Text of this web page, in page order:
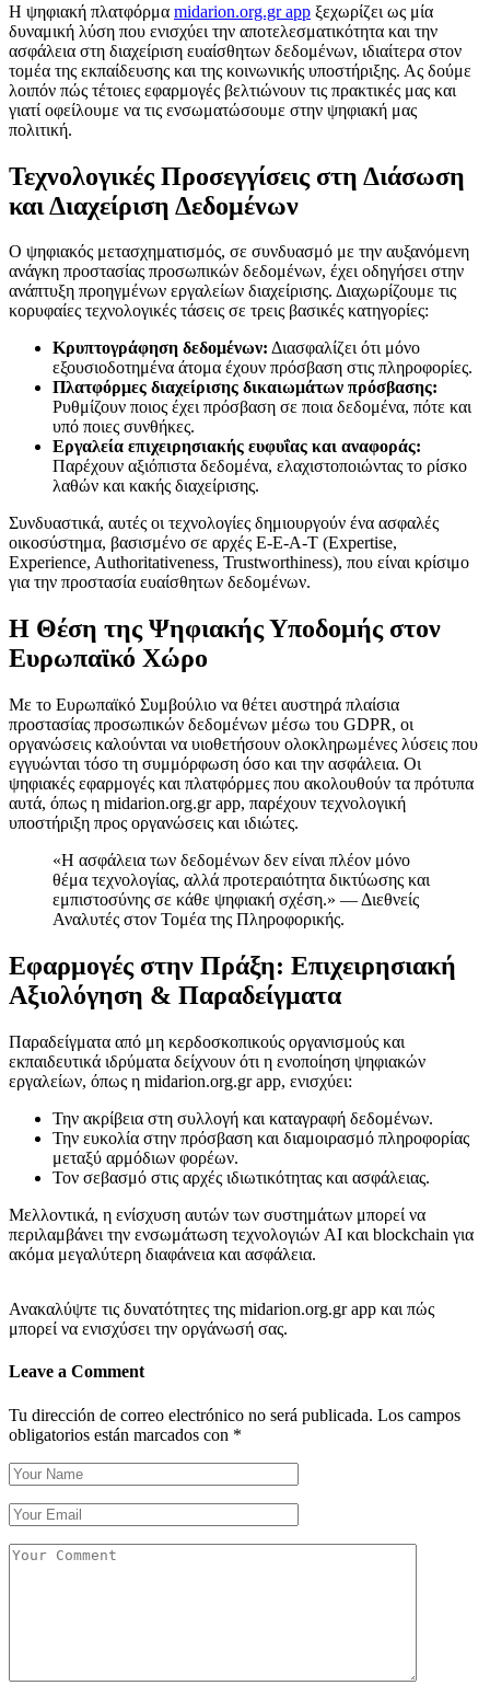
Η ψηφιακή πλατφόρμα midarion.org.gr app ξεχωρίζει ως μία
δυναμική λύση που ενισχύει την αποτελεσματικότητα και την
ασφάλεια στη διαχείριση ευαίσθητων δεδομένων, ιδιαίτερα στον
τομέα της εκπαίδευσης και της κοινωνικής υποστήριξης. Ας δούμε
λοιπόν πώς τέτοιες εφαρμογές βελτιώνουν τις πρακτικές μας και
γιατί οφείλουμε να τις ενσωματώσουμε στην ψηφιακή μας
πολιτική.
Τεχνολογικές Προσεγγίσεις στη Διάσωση
και Διαχείριση Δεδομένων
Ο ψηφιακός μετασχηματισμός, σε συνδυασμό με την αυξανόμενη
ανάγκη προστασίας προσωπικών δεδομένων, έχει οδηγήσει στην
ανάπτυξη προηγμένων εργαλείων διαχείρισης. Διαχωρίζουμε τις
κορυφαίες τεχνολογικές τάσεις σε τρεις βασικές κατηγορίες:
Κρυπτογράφηση δεδομένων: Διασφαλίζει ότι μόνο
εξουσιοδοτημένα άτομα έχουν πρόσβαση στις πληροφορίες.
Πλατφόρμες διαχείρισης δικαιωμάτων πρόσβασης:
Ρυθμίζουν ποιος έχει πρόσβαση σε ποια δεδομένα, πότε και
υπό ποιες συνθήκες.
Εργαλεία επιχειρησιακής ευφυΐας και αναφοράς:
Παρέχουν αξιόπιστα δεδομένα, ελαχιστοποιώντας το ρίσκο
λαθών και κακής διαχείρισης.
Συνδυαστικά, αυτές οι τεχνολογίες δημιουργούν ένα ασφαλές
οικοσύστημα, βασισμένο σε αρχές E-E-A-T (Expertise,
Experience, Authoritativeness, Trustworthiness), που είναι κρίσιμο
για την προστασία ευαίσθητων δεδομένων.
Η Θέση της Ψηφιακής Υποδομής στον
Ευρωπαϊκό Χώρο
Με το Ευρωπαϊκό Συμβούλιο να θέτει αυστηρά πλαίσια
προστασίας προσωπικών δεδομένων μέσω του GDPR, οι
οργανώσεις καλούνται να υιοθετήσουν ολοκληρωμένες λύσεις που
εγγυώνται τόσο τη συμμόρφωση όσο και την ασφάλεια. Οι
ψηφιακές εφαρμογές και πλατφόρμες που ακολουθούν τα πρότυπα
αυτά, όπως η midarion.org.gr app, παρέχουν τεχνολογική
υποστήριξη προς οργανώσεις και ιδιώτες.
«Η ασφάλεια των δεδομένων δεν είναι πλέον μόνο
θέμα τεχνολογίας, αλλά προτεραιότητα δικτύωσης και
εμπιστοσύνης σε κάθε ψηφιακή σχέση.» — Διεθνείς
Αναλυτές στον Τομέα της Πληροφορικής.
Εφαρμογές στην Πράξη: Επιχειρησιακή
Αξιολόγηση & Παραδείγματα
Παραδείγματα από μη κερδοσκοπικούς οργανισμούς και
εκπαιδευτικά ιδρύματα δείχνουν ότι η ενοποίηση ψηφιακών
εργαλείων, όπως η midarion.org.gr app, ενισχύει:
Την ακρίβεια στη συλλογή και καταγραφή δεδομένων.
Την ευκολία στην πρόσβαση και διαμοιρασμό πληροφορίας
μεταξύ αρμόδιων φορέων.
Τον σεβασμό στις αρχές ιδιωτικότητας και ασφάλειας.
Μελλοντικά, η ενίσχυση αυτών των συστημάτων μπορεί να
περιλαμβάνει την ενσωμάτωση τεχνολογιών AI και blockchain για
ακόμα μεγαλύτερη διαφάνεια και ασφάλεια.
Ανακαλύψτε τις δυνατότητες της midarion.org.gr app και πώς
μπορεί να ενισχύσει την οργάνωσή σας.
Leave a Comment
Tu dirección de correo electrónico no será publicada. Los campos
obligatorios están marcados con *